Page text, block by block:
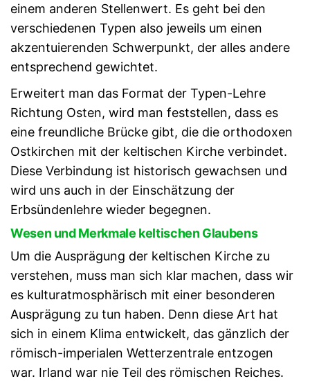
einem anderen Stellenwert. Es geht bei den
verschiedenen Typen also jeweils um einen
akzentuierenden Schwerpunkt, der alles andere
entsprechend gewichtet.
Erweitert man das Format der Typen-Lehre
Richtung Osten, wird man feststellen, dass es
eine freundliche Brücke gibt, die die orthodoxen
Ostkirchen mit der keltischen Kirche verbindet.
Diese Verbindung ist historisch gewachsen und
wird uns auch in der Einschätzung der
Erbsündenlehre wieder begegnen.
Wesen und Merkmale keltischen Glaubens
Um die Ausprägung der keltischen Kirche zu
verstehen, muss man sich klar machen, dass wir
es kulturatmosphärisch mit einer besonderen
Ausprägung zu tun haben. Denn diese Art hat
sich in einem Klima entwickelt, das gänzlich der
römisch-imperialen Wetterzentrale entzogen
war. Irland war nie Teil des römischen Reiches.